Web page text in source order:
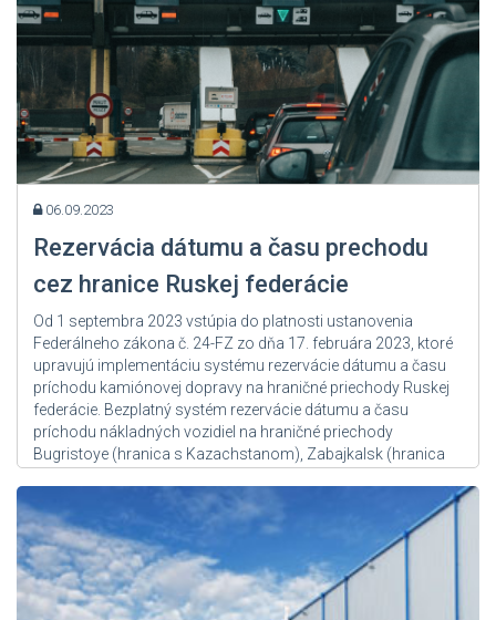
06.09.2023
Rezervácia dátumu a času prechodu
cez hranice Ruskej federácie
Od 1 septembra 2023 vstúpia do platnosti ustanovenia
Federálneho zákona č. 24-FZ zo dňa 17. februára 2023, ktoré
upravujú implementáciu systému rezervácie dátumu a času
príchodu kamiónovej dopravy na hraničné priechody Ruskej
federácie. Bezplatný systém rezervácie dátumu a času
príchodu nákladných vozidiel na hraničné priechody
Bugristoye (hranica s Kazachstanom), Zabajkalsk (hranica
Zdroj: User Admin